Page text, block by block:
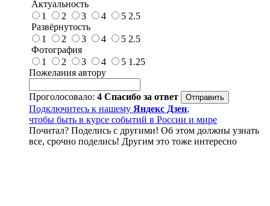
Актуальность
1
2 3 4 5 2.5
Развёрнутость
1
2 3 4 5 2.5
Фотография
1
2 3 4 5 1.25
Пожелания автору
Проголосовало: 4 Спасибо за ответ
Подключитесь к нашему Яндекс Дзен,
чтобы быть в курсе событий в России и мире
Почитал? Поделись с другими! Об этом должны узнать
все, срочно поделись! Другим это тоже интересно